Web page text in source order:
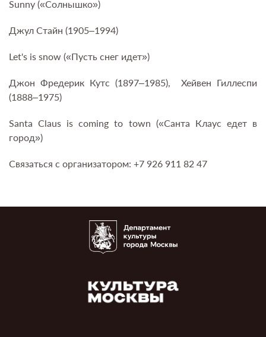
Sunny («Солнышко»)
Джул Стайн (1905–1994)
Let's is snow («Пусть снег идет»)
Джон Фредерик Кутс (1897–1985), Хейвен Гиллеспи
(1888–1975)
Santa Claus is coming to town («Санта Клаус едет в
город»)
Связаться с организатором: +7 926 911 82 47